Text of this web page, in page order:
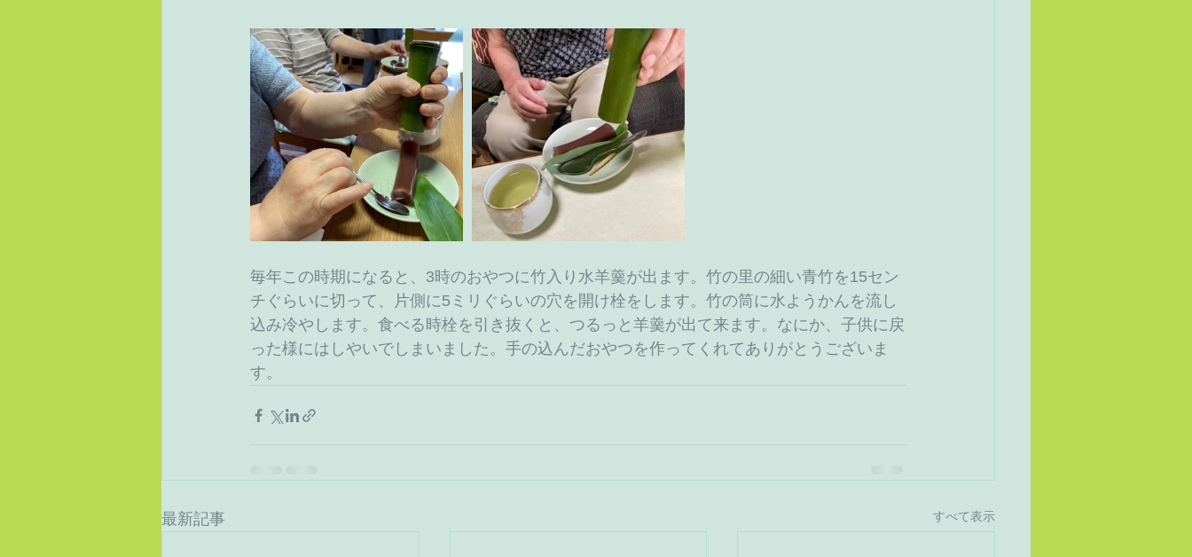
毎年この時期になると、3時のおやつに竹入り水羊羹が出ます。竹の里の細い青竹を15セン
チぐらいに切って、片側に5ミリぐらいの穴を開け栓をします。竹の筒に水ようかんを流し
込み冷やします。食べる時栓を引き抜くと、つるっと羊羹が出て来ます。なにか、子供に戻
った様にはしやいでしまいました。手の込んだおやつを作ってくれてありがとうございま
す。
最新記事 すべて表示